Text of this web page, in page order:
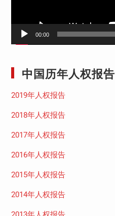
00:00
中国历年人权报告
2019年人权报告
2018年人权报告
2017年人权报告
2016年人权报告
2015年人权报告
2014年人权报告